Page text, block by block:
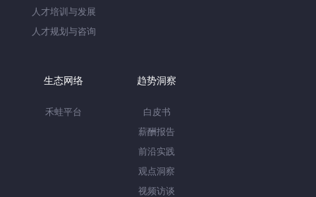
人才培训与发展
人才规划与咨询
生态网络
禾蛙平台
趋势洞察
白皮书
薪酬报告
前沿实践
观点洞察
视频访谈